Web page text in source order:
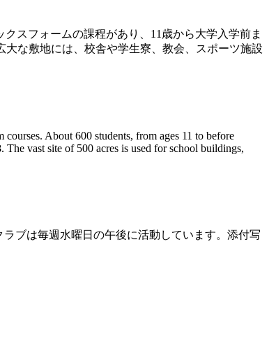
スフォームの課程があり、11歳から大学入学前ま
大な敷地には、校舎や学生寮、教会、スポーツ施設
About 600 students, from ages 11 to before
vast site of 500 acres is used for school buildings,
ブは毎週水曜日の午後に活動しています。添付写